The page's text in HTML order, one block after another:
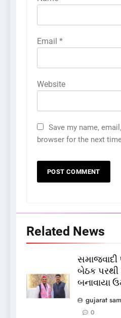
Email *
Website
Save my name,
browser for the next
Related News
સમાજવાદી
બેઠક પરથી
બનાવાયા
gujarat
0
5